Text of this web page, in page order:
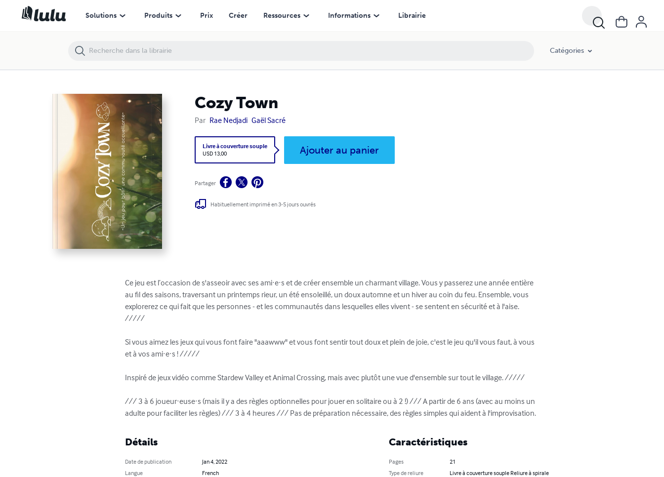
Solutions Produits Prix Créer Ressources Informations Librairie
Catégories
Cozy Town
Par Rae Nedjadi Gaël Sacré
Livre à couverture souple
USD 13,00
Ajouter au panier
Partager
Habituellement imprimé en 3-5 jours ouvrés
Ce jeu est l’occasion de s'asseoir avec ses ami·e·s et de créer ensemble un charmant village. Vous y passerez une année entière
au fil des saisons, traversant un printemps rieur, un été ensoleillé, un doux automne et un hiver au coin du feu. Ensemble, vous
explorerez ce qui fait que les personnes - et les communautés dans lesquelles elles vivent - se sentent en sécurité et à l'aise.
/////
Si vous aimez les jeux qui vous font faire "aaawww" et vous font sentir tout doux et plein de joie, c'est le jeu qu'il vous faut, à vous
et à vos ami·e·s ! /////
Inspiré de jeux vidéo comme Stardew Valley et Animal Crossing, mais avec plutôt une vue d'ensemble sur tout le village. /////
/// 3 à 6 joueur·euse·s (mais il y a des règles optionnelles pour jouer en solitaire ou à 2 !) /// A partir de 6 ans (avec au moins un
adulte pour faciliter les règles) /// 3 à 4 heures /// Pas de préparation nécessaire, des règles simples qui aident à l'improvisation.
Détails
Date de publication
Jan 4, 2022
Langue
French
Caractéristiques
Pages
21
Type de reliure
Livre à couverture souple Reliure à spirale